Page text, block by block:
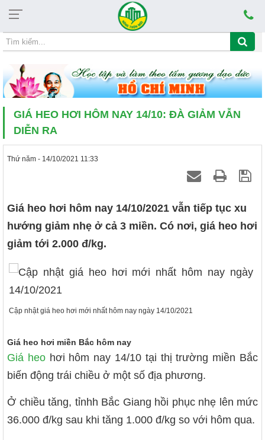
Chủ nhật, 09/08/2026, 18:07
CHỦ ĐỀ HỌC TẬP VÀ LÀM THEO
GIÁ HEO HƠI HÔM NAY 14/10: ĐÀ GIẢM VẪN
DIỄN RA
Thứ năm - 14/10/2021 11:33
Giá heo hơi hôm nay 14/10/2021 vẫn tiếp tục xu
hướng giảm nhẹ ở cả 3 miền. Có nơi, giá heo hơi
giảm tới 2.000 đ/kg.
Cập nhật giá heo hơi mới nhất hôm nay ngày 14/10/2021
Giá heo hơi miền Bắc hôm nay
Giá heohơi hôm nay 14/10 tại thị trường miền Bắc
biến động trái chiều ở một số địa phương.
Ở chiều tăng, tỉnhh Bắc Giang hồi phục nhẹ lên mức
36.000 đ/kg sau khi tăng 1.000 đ/kg so với hôm qua.